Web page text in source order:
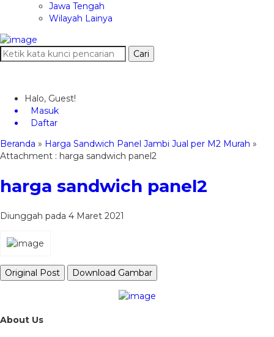
Jawa Tengah
Wilayah Lainya
Cari
Halo, Guest!
Masuk
Daftar
Beranda » Harga Sandwich Panel Jambi Jual per M2 Murah »
Attachment : harga sandwich panel2
harga sandwich panel2
Diunggah pada 4 Maret 2021
Original Post Download Gambar
About Us